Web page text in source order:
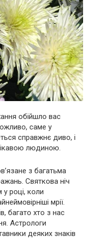
обійшло вас
саме у
справжнє диво, і
людиною.
з багатьма
Святкова ніч
році, коли
мрії.
багато хто з нас
Астрологи
деяких знаків